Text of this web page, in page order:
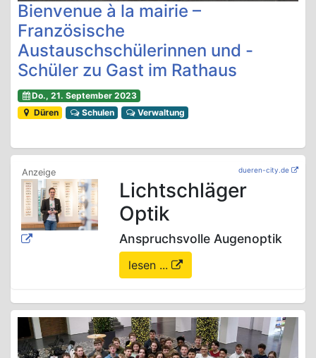
Bienvenue à la mairie –
Französische
Austauschschülerinnen und -
Schüler zu Gast im Rathaus
Do., 21. September 2023
Düren
Schulen Verwaltung
dueren-city.de
Lichtschläger
Optik
Anspruchsvolle Augenoptik
lesen ...